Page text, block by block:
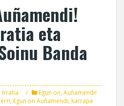
eta
Banda
Irratia
Egun on, Auñamendi!
,Egun on Auñamendi,karrape